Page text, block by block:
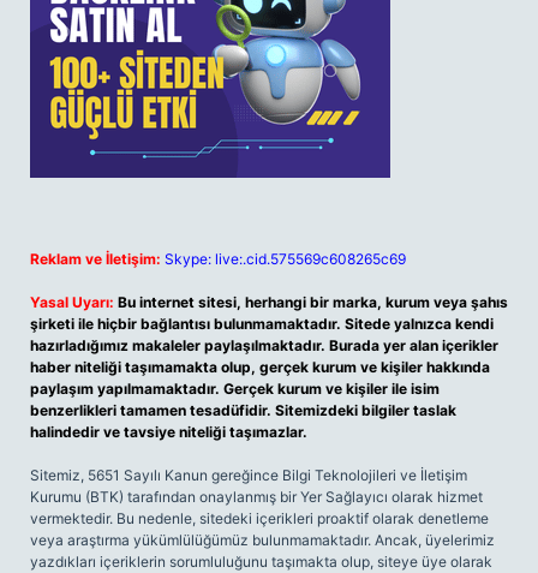
Reklam ve İletişim: Skype: live:.cid.575569c608265c69
Yasal Uyarı: Bu internet sitesi, herhangi bir marka, kurum veya şahıs
şirketi ile hiçbir bağlantısı bulunmamaktadır. Sitede yalnızca kendi
hazırladığımız makaleler paylaşılmaktadır. Burada yer alan içerikler
haber niteliği taşımamakta olup, gerçek kurum ve kişiler hakkında
paylaşım yapılmamaktadır. Gerçek kurum ve kişiler ile isim
benzerlikleri tamamen tesadüfidir. Sitemizdeki bilgiler taslak
halindedir ve tavsiye niteliği taşımazlar.
Sitemiz, 5651 Sayılı Kanun gereğince Bilgi Teknolojileri ve İletişim
Kurumu (BTK) tarafından onaylanmış bir Yer Sağlayıcı olarak hizmet
vermektedir. Bu nedenle, sitedeki içerikleri proaktif olarak denetleme
veya araştırma yükümlülüğümüz bulunmamaktadır. Ancak, üyelerimiz
yazdıkları içeriklerin sorumluluğunu taşımakta olup, siteye üye olarak